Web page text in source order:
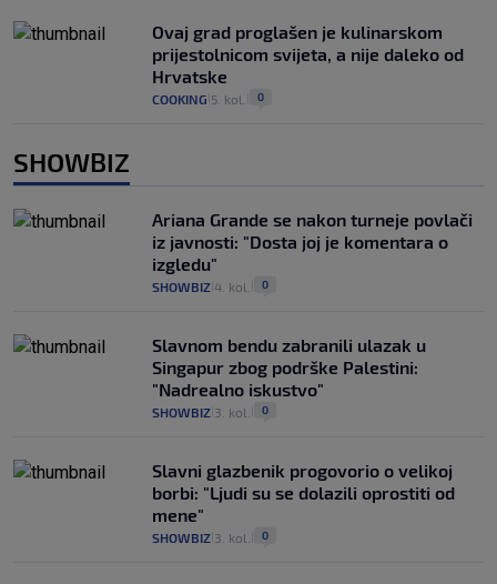
Ovaj grad proglašen je kulinarskom
prijestolnicom svijeta, a nije daleko od
Hrvatske
COOKING 5. kol. 0
SHOWBIZ
Ariana Grande se nakon turneje povlači
iz javnosti: "Dosta joj je komentara o
izgledu"
SHOWBIZ 4. kol. 0
Slavnom bendu zabranili ulazak u
Singapur zbog podrške Palestini:
"Nadrealno iskustvo"
SHOWBIZ 3. kol. 0
Slavni glazbenik progovorio o velikoj
borbi: "Ljudi su se dolazili oprostiti od
mene"
SHOWBIZ 3. kol. 0